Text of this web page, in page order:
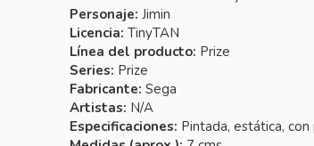
Personaje: Jimin
Licencia: TinyTAN
Línea del producto: Prize
Series: Prize
Fabricante: Sega
Artistas: N/A
Especificaciones: Pintada, estática,